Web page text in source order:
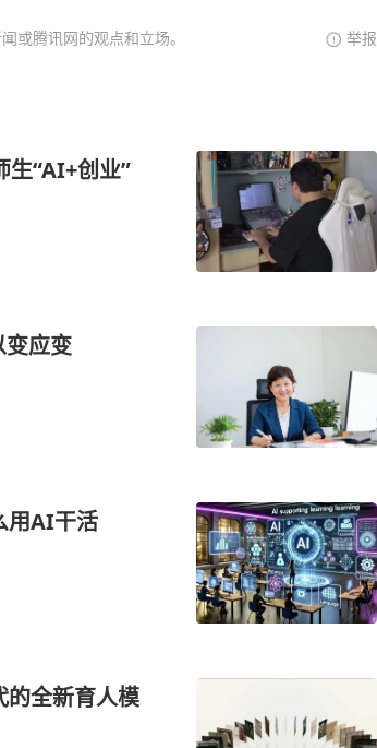
或腾讯网的观点和立场。 举报
生“AI+创业”
变应变
用AI干活
的全新育人模